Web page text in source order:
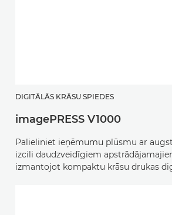
DIGITĀLĀS KRĀSU SPIEDES
imagePRESS V1000
Palieliniet ieņēmumu plūsmu ar
izcili daudzveidīgiem
izmantojot kompaktu krāsu drukas